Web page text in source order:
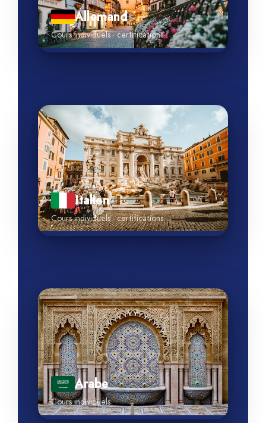
Allemand
Cours individuels · certifications
Italien
Cours individuels · certifications
Arabe
Cours individuels